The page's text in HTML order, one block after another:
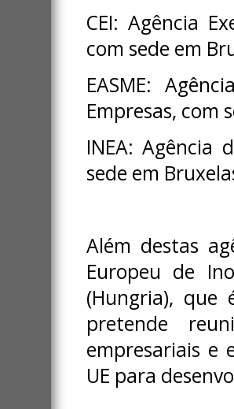
CEI: Agência
com sede em
EASME:
Empresas, com
INEA: Agência
sede em
Além destas
Europeu de
(Hungria), que
pretende
empresariais e
UE para